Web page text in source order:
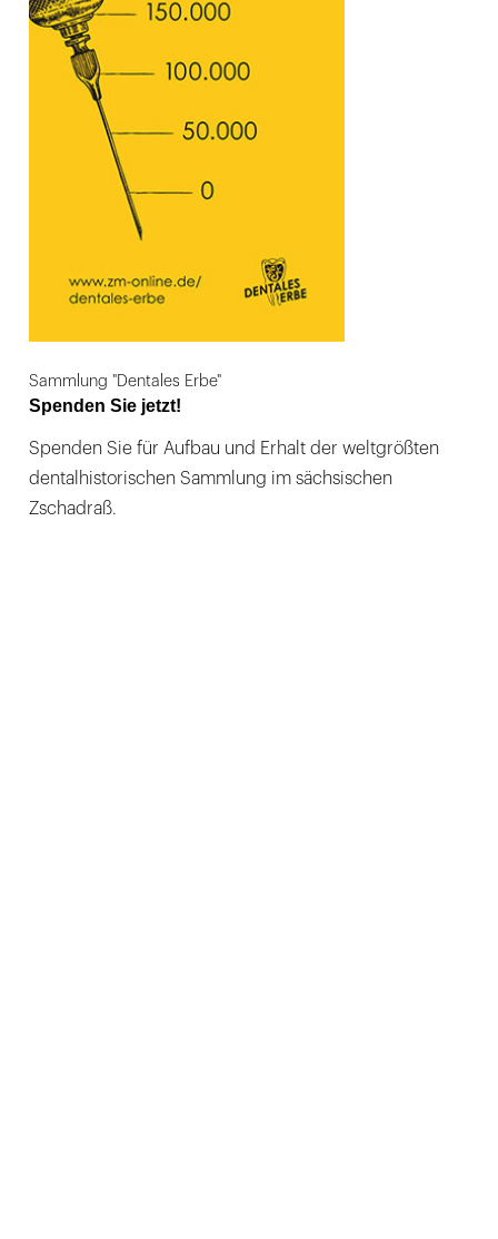
Sammlung "Dentales Erbe"
Spenden Sie jetzt!
Spenden Sie für Aufbau und Erhalt der weltgrößten
dentalhistorischen Sammlung im sächsischen
Zschadraß.